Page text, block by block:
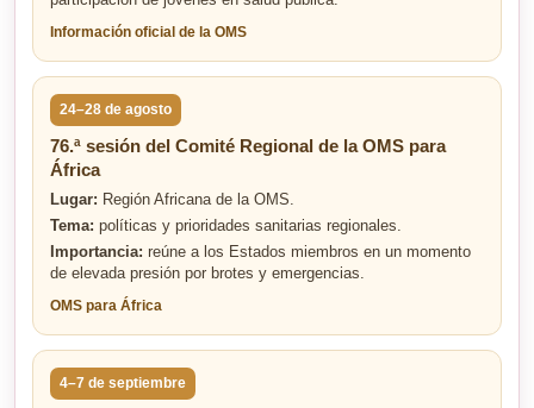
Información oficial de la OMS
24–28 de agosto
76.ª sesión del Comité Regional de la OMS para
África
Lugar: Región Africana de la OMS.
Tema: políticas y prioridades sanitarias regionales.
Importancia: reúne a los Estados miembros en un momento
de elevada presión por brotes y emergencias.
OMS para África
4–7 de septiembre